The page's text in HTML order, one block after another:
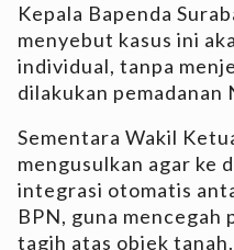
Kepala Bapenda
menyebut kasus ini
individual, tanpa
dilakukan pemadanan
Sementara Wakil
mengusulkan agar ke
integrasi otomatis
BPN, guna mencegah
tagih atas objek tanah.